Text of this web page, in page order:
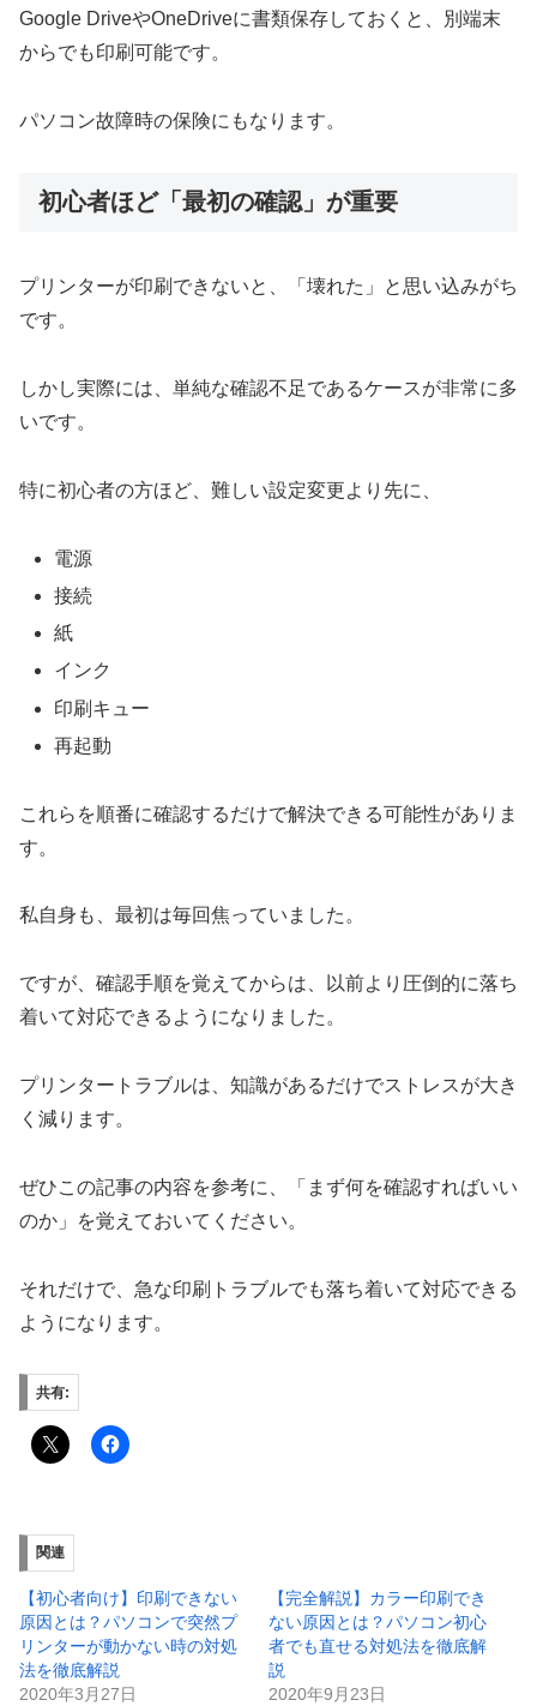
Google DriveやOneDriveに書類保存しておくと、別端末
からでも印刷可能です。
パソコン故障時の保険にもなります。
初心者ほど「最初の確認」が重要
プリンターが印刷できないと、「壊れた」と思い込みがち
です。
しかし実際には、単純な確認不足であるケースが非常に多
いです。
特に初心者の方ほど、難しい設定変更より先に、
電源
接続
紙
インク
印刷キュー
再起動
これらを順番に確認するだけで解決できる可能性がありま
す。
私自身も、最初は毎回焦っていました。
ですが、確認手順を覚えてからは、以前より圧倒的に落ち
着いて対応できるようになりました。
プリンタートラブルは、知識があるだけでストレスが大き
く減ります。
ぜひこの記事の内容を参考に、「まず何を確認すればいい
のか」を覚えておいてください。
それだけで、急な印刷トラブルでも落ち着いて対応できる
ようになります。
共有:
関連
【初心者向け】印刷できない
原因とは？パソコンで突然プ
リンターが動かない時の対処
法を徹底解説
2020年3月27日
【完全解説】カラー印刷でき
ない原因とは？パソコン初心
者でも直せる対処法を徹底解
説
2020年9月23日